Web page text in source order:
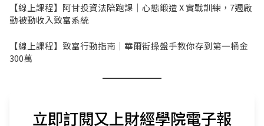
【線上課程】阿甘投資法陪跑課｜心態鍛造 X 實戰訓練，7週啟
動被動收入致富系統
【線上課程】致富行動指南｜華爾街操盤手教你存到第一桶金
300萬
立即訂閱又上財經學院電子報